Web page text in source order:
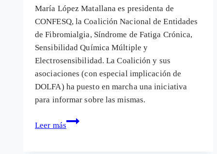
María López Matallana es presidenta de
CONFESQ, la Coalición Nacional de Entidades
de Fibromialgia, Síndrome de Fatiga Crónica,
Sensibilidad Química Múltiple y
Electrosensibilidad. La Coalición y sus
asociaciones (con especial implicación de
DOLFA) ha puesto en marcha una iniciativa
para informar sobre las mismas.
Leer más
CAMPUS